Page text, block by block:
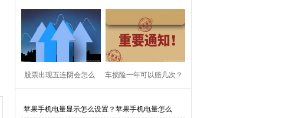
置？苹果手机电量怎么换
颜色？
网贷有额度借不了怎么办?
股票出现五连阴会怎么 车损险一年可以赔几次？
·苹果手机电量显示怎么设置？苹果手机电量怎么